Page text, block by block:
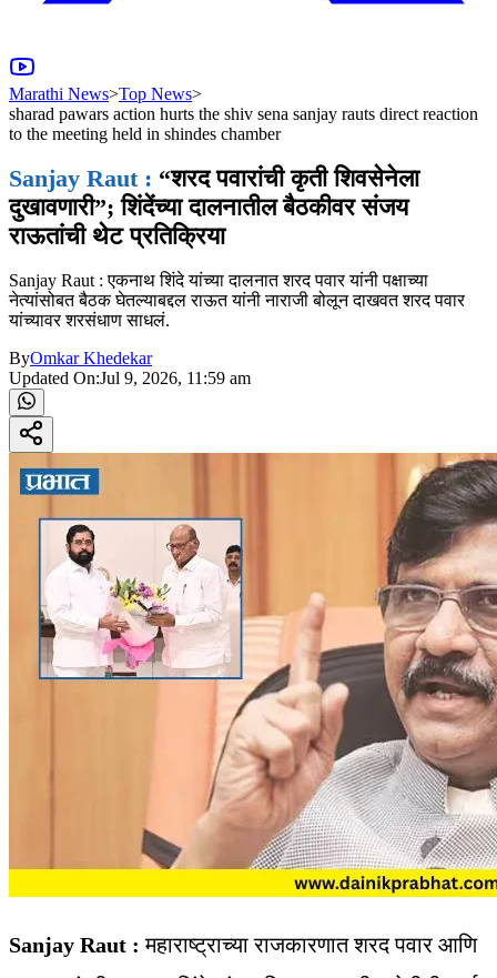
Marathi News>Top News>
sharad pawars action hurts the shiv sena sanjay rauts direct reaction
to the meeting held in shindes chamber
Sanjay Raut : “शरद पवारांची कृती शिवसेनेला
दुखावणारी”; शिंदेंच्या दालनातील बैठकीवर संजय
राऊतांची थेट प्रतिक्रिया
Sanjay Raut : एकनाथ शिंदे यांच्या दालनात शरद पवार यांनी पक्षाच्या
नेत्यांसोबत बैठक घेतल्याबद्दल राऊत यांनी नाराजी बोलून दाखवत शरद पवार
यांच्यावर शरसंधाण साधलं.
ByOmkar Khedekar
Updated On:Jul 9, 2026, 11:59 am
Sanjay Raut : महाराष्ट्राच्या राजकारणात शरद पवार आणि